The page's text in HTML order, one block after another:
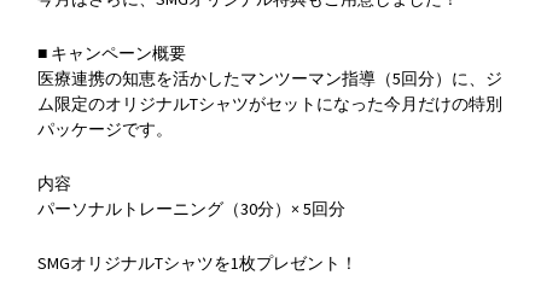
■ キャンペーン概要
医療連携の知恵を活かしたマンツーマン指導（5回分）に、ジ
ム限定のオリジナルTシャツがセットになった今月だけの特別
パッケージです。
内容
パーソナルトレーニング（30分）× 5回分
SMGオリジナルTシャツを1枚プレゼント！